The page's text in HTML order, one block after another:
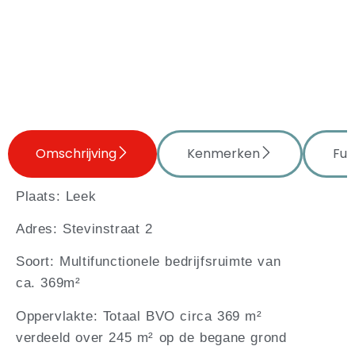
Omschrijving Kenmerken
Plaats: Leek
Adres: Stevinstraat 2
Soort: Multifunctionele bedrijfsruimte van
ca. 369m²
Oppervlakte: Totaal BVO circa 369 m²
verdeeld over 245 m² op de begane grond